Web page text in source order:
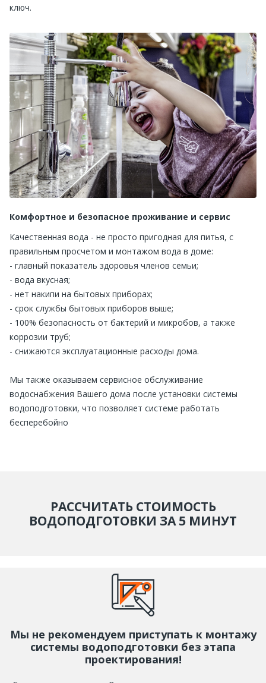
ключ.
Комфортное и безопасное проживание и сервис
Качественная вода - не просто пригодная для питья, с
правильным просчетом и монтажом вода в доме:
- главный показатель здоровья членов семьи;
- вода вкусная;
- нет накипи на бытовых приборах;
- срок службы бытовых приборов выше;
- 100% безопасность от бактерий и микробов, а также
коррозии труб;
- снижаются эксплуатационные расходы дома.
Мы также оказываем сервисное обслуживание
водоснабжения Вашего дома после установки системы
водоподготовки, что позволяет системе работать
бесперебойно
РАССЧИТАТЬ СТОИМОСТЬ
ВОДОПОДГОТОВКИ ЗА 5 МИНУТ
Мы не рекомендуем приступать к монтажу
системы водоподготовки без этапа
проектирования!